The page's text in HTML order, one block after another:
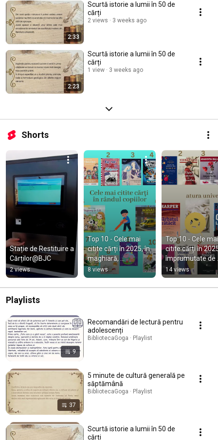
2:33
Scurtă istorie a lumii în 50 de
cărți
2 views 3 weeks ago
2:23
Scurtă istorie a lumii în 50 de
cărți
1 view 3 weeks ago
Shorts
Stație de Restituire a
Cărților@BJC
2 views
Top 10 - Cele mai
citite cărți în 2025, în
maghiară,
împrumutate de
copii, adolescenți și
adulți
8 views
Top 10 - Cele mai
citite cărți în
împrumutate de
cititorii tineri și
ai bibliotecii
14 views
Playlists
9
Recomandări de lectură pentru
adolescenți
BibliotecaGoga · Playlist
37
5 minute de cultură generală pe
săptămână
BibliotecaGoga · Playlist
Scurtă istorie a lumii în 50 de
cărți